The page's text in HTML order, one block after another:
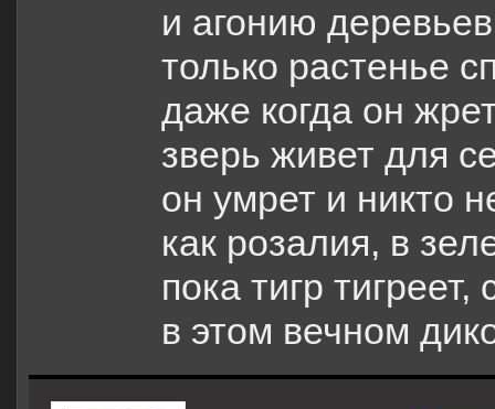
и агонию
только растенье
даже когда он
зверь живет для
он умрет и никто
как розалия, в
пока тигр
в этом вечном